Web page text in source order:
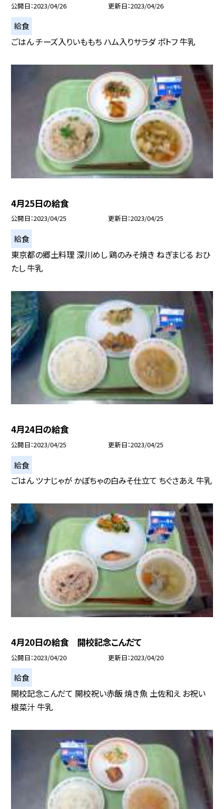
公開日 2023/04/26 更新日 2023/04/26
給食
ごはん チーズ入りいももち ハム入りサラダ ポトフ 牛乳
4月25日の給食
公開日 2023/04/25 更新日 2023/04/25
給食
東京都の郷土料理 深川めし 鶏のみそ焼き ねぎまじる おひ
たし 牛乳
4月24日の給食
公開日 2023/04/25 更新日 2023/04/25
給食
ごはん ツナじゃが かぼちゃの白みそ仕立て ちぐさあえ 牛乳
4月20日の給食 開校記念こんだて
公開日 2023/04/20 更新日 2023/04/20
給食
開校記念こんだて 開校祝い赤飯 焼き魚 土佐和え お祝い
根菜汁 牛乳